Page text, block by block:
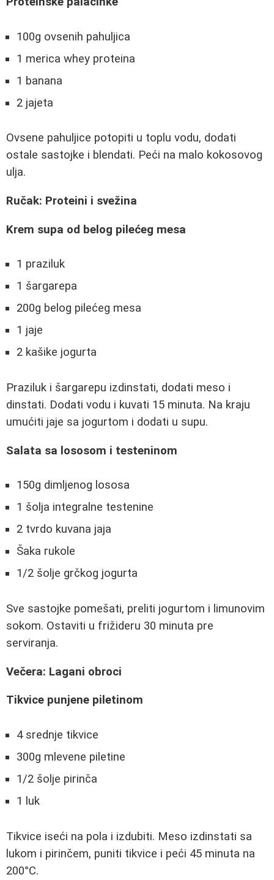
100g ovsenih pahuljica
1 merica whey proteina
1 banana
2 jajeta
Ovsene pahuljice potopiti u toplu vodu, dodati
ostale sastojke i blendati. Peći na malo kokosovog
ulja.
Ručak: Proteini i svežina
Krem supa od belog pilećeg mesa
1 praziluk
1 šargarepa
200g belog pilećeg mesa
1 jaje
2 kašike jogurta
Praziluk i šargarepu izdinstati, dodati meso i
dinstati. Dodati vodu i kuvati 15 minuta. Na kraju
umućiti jaje sa jogurtom i dodati u supu.
Salata sa lososom i testeninom
150g dimljenog lososa
1 šolja integralne testenine
2 tvrdo kuvana jaja
Šaka rukole
1/2 šolje grčkog jogurta
Sve sastojke pomešati, preliti jogurtom i limunovim
sokom. Ostaviti u frižideru 30 minuta pre
serviranja.
Večera: Lagani obroci
Tikvice punjene piletinom
4 srednje tikvice
300g mlevene piletine
1/2 šolje pirinča
1 luk
Tikvice iseći na pola i izdubiti. Meso izdinstati sa
lukom i pirinčem, puniti tikvice i peći 45 minuta na
200°C.